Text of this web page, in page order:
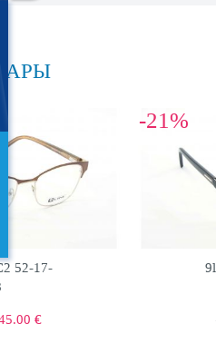
52-17-
€
-21%